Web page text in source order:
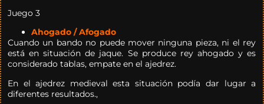
Juego 3
Ahogado / Afogado
Cuando un bando no puede mover ninguna pieza, ni el rey
está en situación de jaque. Se produce rey ahogado y es
considerado tablas, empate en el ajedrez.
En el ajedrez medieval esta situación podía dar lugar a
diferentes resultados.,